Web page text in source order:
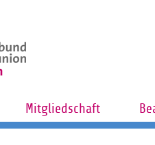
Mitgliedschaft